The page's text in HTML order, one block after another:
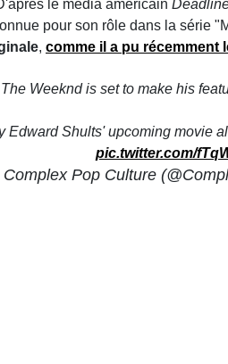
le média américain
pour son rôle dans la série
, comme il a pu récemment
The Weeknd is set to make his
Edward Shults' upcoming movie
pic.twitter.com/
Pop Culture